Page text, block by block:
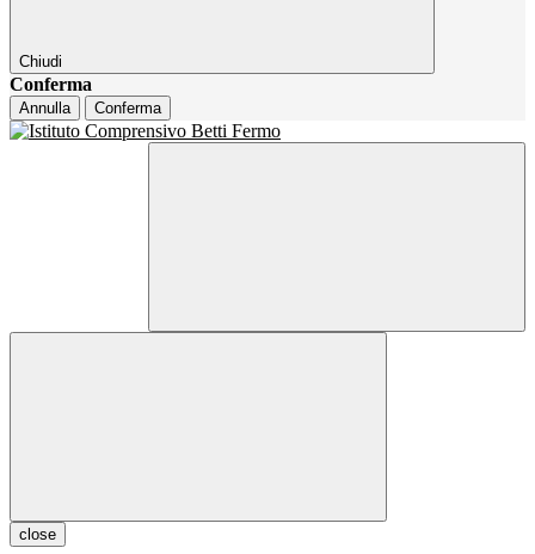
Chiudi
Conferma
Annulla Conferma
close